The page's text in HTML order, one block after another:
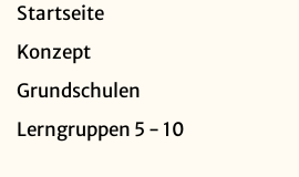
Startseite
Konzept
Grundschulen
Lerngruppen 5 - 10